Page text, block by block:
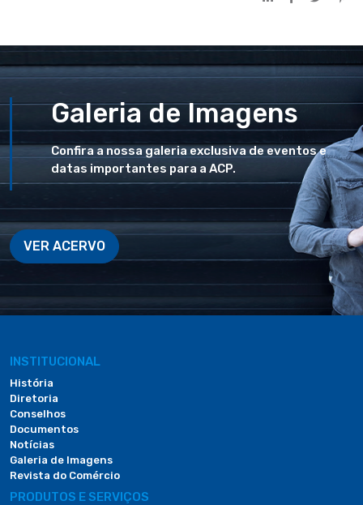
Galeria de Imagens
Confira a nossa galeria exclusiva de eventos e
datas importantes para a ACP.
VER ACERVO
INSTITUCIONAL
História
Diretoria
Conselhos
Documentos
Notícias
Galeria de Imagens
Revista do Comércio
PRODUTOS E SERVIÇOS